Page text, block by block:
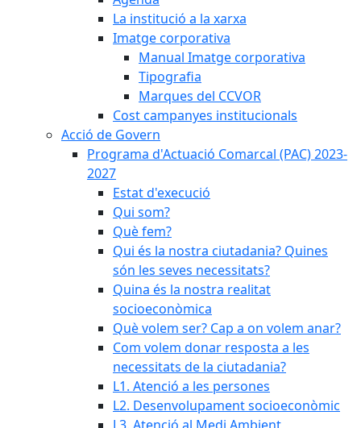
La institució a la xarxa
Imatge corporativa
Manual Imatge corporativa
Tipografia
Marques del CCVOR
Cost campanyes institucionals
Acció de Govern
Programa d'Actuació Comarcal (PAC) 2023-
2027
Estat d'execució
Qui som?
Què fem?
Qui és la nostra ciutadania? Quines
són les seves necessitats?
Quina és la nostra realitat
socioeconòmica
Què volem ser? Cap a on volem anar?
Com volem donar resposta a les
necessitats de la ciutadania?
L1. Atenció a les persones
L2. Desenvolupament socioeconòmic